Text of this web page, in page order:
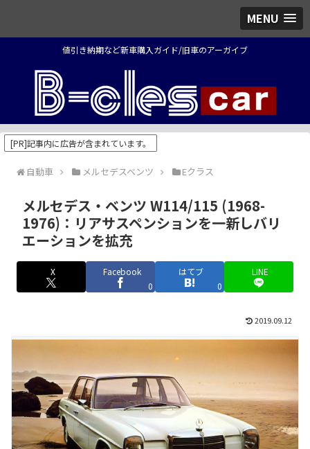
MENU
値引き納期など新車購入ガイド/旧車のアーガイブ
[PR]記事内に広告が含まれています。
自動車 メルセデスベンツ Eクラス
メルセデス・ベンツ W114/115 (1968-
1976)：リアサスペンションを一新しバリ
エーションを拡充
X
Facebook
0
はてブ
0
LINE
2019.09.12